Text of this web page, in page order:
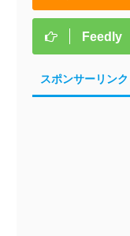
Feedly
スポンサーリンク